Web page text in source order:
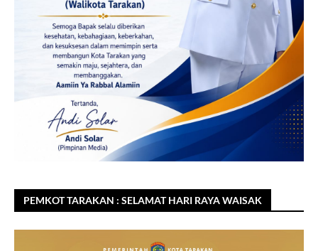
PEMKOT TARAKAN : SELAMAT HARI RAYA WAISAK